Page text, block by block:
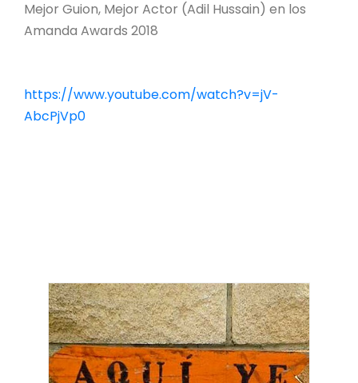
Mejor Guion, Mejor Actor (Adil Hussain) en los
Amanda Awards 2018
https://www.youtube.com/watch?v=jV-
AbcPjVp0